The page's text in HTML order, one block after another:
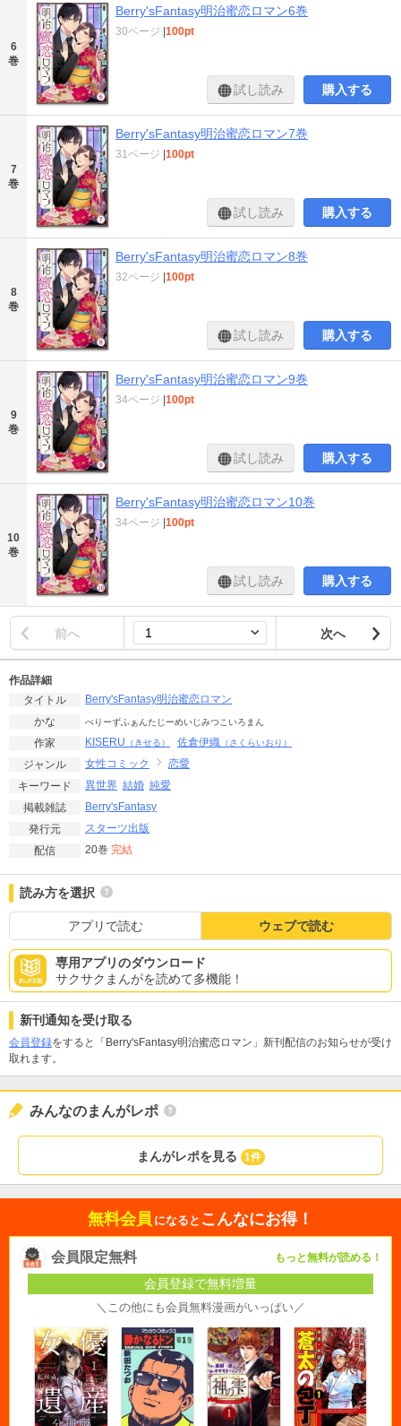
6
巻
Berry'sFantasy明治蜜恋ロマン6巻
30ページ |100pt
試し読み 購入する
7
巻
Berry'sFantasy明治蜜恋ロマン7巻
31ページ |100pt
試し読み 購入する
8
巻
Berry'sFantasy明治蜜恋ロマン8巻
32ページ |100pt
試し読み 購入する
9
巻
Berry'sFantasy明治蜜恋ロマン9巻
34ページ |100pt
試し読み 購入する
10
巻
Berry'sFantasy明治蜜恋ロマン10巻
34ページ |100pt
試し読み 購入する
前へ 次へ
作品詳細
タイトル
Berry'sFantasy明治蜜恋ロマン
かな
べりーずふぁんたじーめいじみつこいろまん
作家 KISERU （きせる） 佐倉伊織 （さくらいおり）
ジャンル 女性コミック
恋愛
キーワード
異世界 結婚 純愛
掲載雑誌
Berry'sFantasy
発行元
スターツ出版
配信
20巻 完結
読み方を選択
アプリで読む ウェブで読む
専用アプリのダウンロード
サクサクまんがを読めて多機能！
新刊通知を受け取る
会員登録をすると「Berry'sFantasy明治蜜恋ロマン」新刊配信のお知らせが受け
取れます。
みんなのまんがレポ
まんがレポを見る 1件
無料会員 になると こんなにお得！
会員限定無料 もっと無料が読める！
会員登録で無料増量
＼この他にも会員無料漫画がいっぱい／